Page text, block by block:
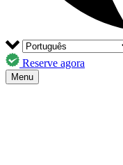
Reserve agora
Menu